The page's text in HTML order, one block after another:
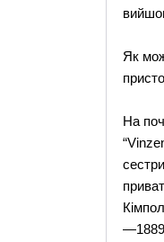
Як
На
—1889